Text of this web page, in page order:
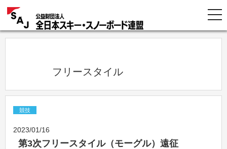
            フリースタイル
競技
2023/01/16
第3次フリースタイル（モーグル）遠征